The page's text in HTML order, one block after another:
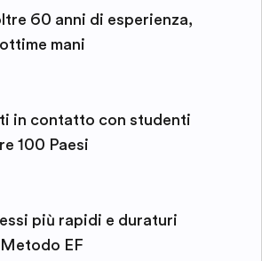
60 anni di esperienza,
mani
in contatto con studenti
100 Paesi
più rapidi e duraturi
EF